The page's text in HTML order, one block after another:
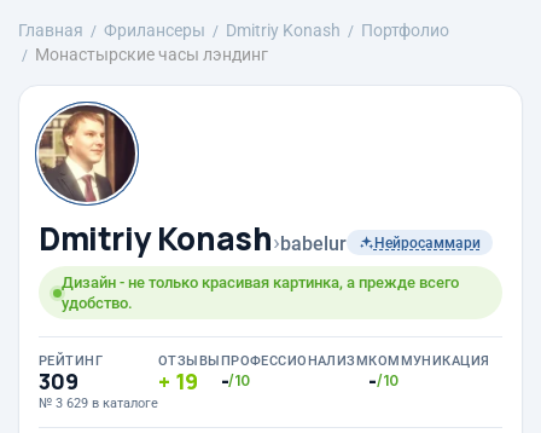
Главная Фрилансеры Dmitriy Konash
Портфолио
Монастырские часы лэндинг
Dmitriy Konash›babelur Нейросаммари
Дизайн - не только красивая картинка, а прежде всего
удобство.
РЕЙТИНГ
309
№ 3 629 в каталоге
ОТЗЫВЫ
19
ПРОФЕССИОНАЛИЗМ
-/10
КОММУНИКАЦИЯ
-/10